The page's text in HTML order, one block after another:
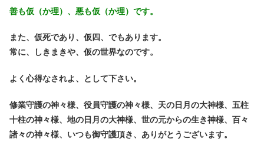
善も仮（か理）、悪も仮（か理）です。
また、仮死であり、仮四、でもあります。
常に、しきまきや、仮の世界なのです。
よく心得なされよ、として下さい。
修業守護の神々様、役員守護の神々様、天の日月の大神様、五柱
十柱の神々様、地の日月の大神様、世の元からの生き神様、百々
諸々の神々様、いつも御守護頂き、ありがとうございます。